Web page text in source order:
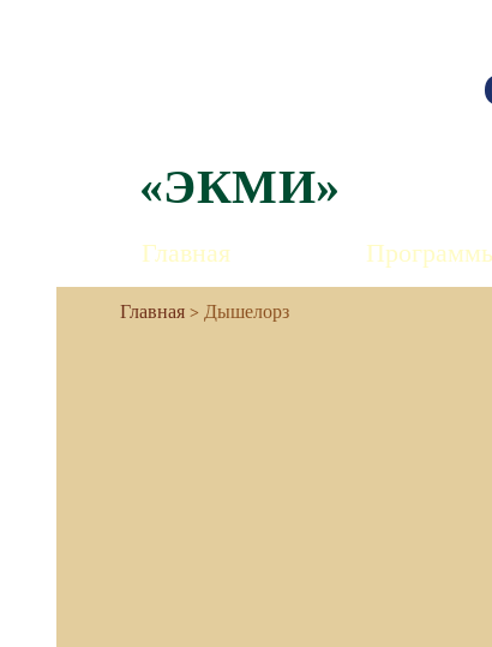
«ЭКМИ»
Главная
Дышелорз